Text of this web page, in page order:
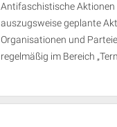
Antifaschistische
auszugsweise geplante
Organisationen und
regelmäßig im Bereich